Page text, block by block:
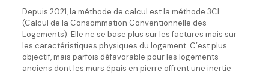
Depuis 2021, la méthode de calcul est la méthode 3CL
(Calcul de la Consommation Conventionnelle des
Logements). Elle ne se base plus sur les factures mais sur
les caractéristiques physiques du logement. C’est plus
objectif, mais parfois défavorable pour les logements
anciens dont les murs épais en pierre offrent une inertie